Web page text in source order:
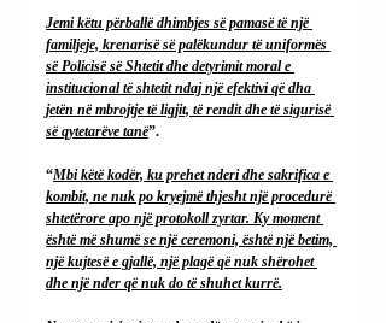
Jemi këtu përballë dhimbjes së pamasë të një
familjeje, krenarisë së palëkundur të uniformës
së Policisë së Shtetit dhe detyrimit moral e
institucional të shtetit ndaj një efektivi që dha
jetën në mbrojtje të ligjit, të rendit dhe të sigurisë
së qytetarëve tanë”.
“Mbi këtë kodër, ku prehet nderi dhe sakrifica e
kombit, ne nuk po kryejmë thjesht një procedurë
shtetërore apo një protokoll zyrtar. Ky moment
është më shumë se një ceremoni, është një betim,
një kujtesë e gjallë, një plagë që nuk shërohet
dhe një nder që nuk do të shuhet kurrë.